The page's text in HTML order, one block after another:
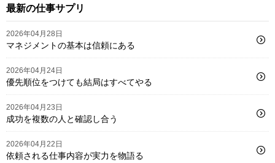
最新の仕事サプリ
2026年04月28日
マネジメントの基本は信頼にある
2026年04月24日
優先順位をつけても結局はすべてやる
2026年04月23日
成功を複数の人と確認し合う
2026年04月22日
依頼される仕事内容が実力を物語る